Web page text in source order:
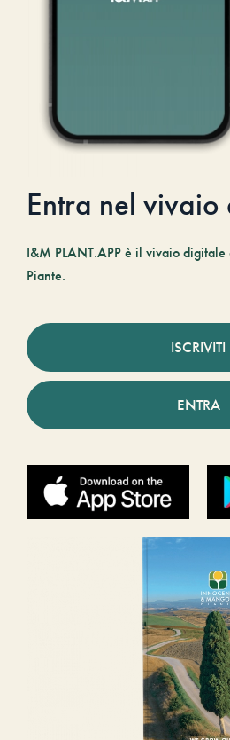
Entra nel
I&M PLANT.APP è il vivaio
Piante.
ISCRIVITI
ENTRA